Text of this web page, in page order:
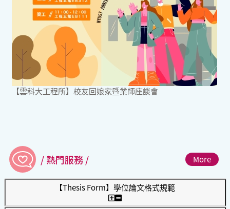
【雲科大工程所】校友回娘家暨業師座談會
/ 熱門服務 / More
【Thesis Form】學位論文格式規範